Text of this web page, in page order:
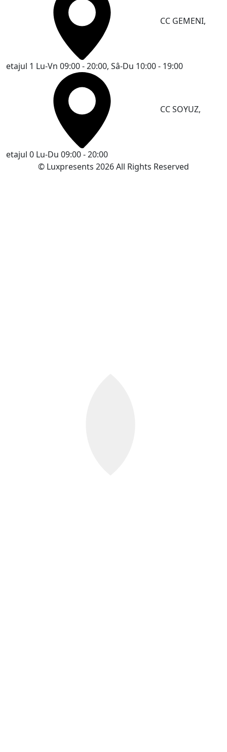
CC GEMENI,
etajul 1 Lu-Vn 09:00 - 20:00, Sâ-Du 10:00 - 19:00
CC SOYUZ,
etajul 0 Lu-Du 09:00 - 20:00
© Luxpresents 2026 All Rights Reserved